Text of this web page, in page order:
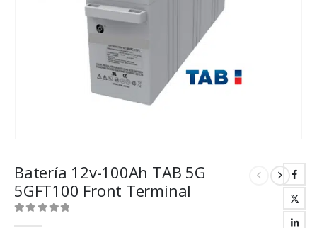
Batería 12v-100Ah TAB 5G
5GFT100 Front Terminal